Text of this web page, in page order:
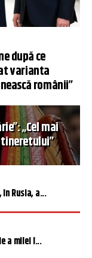
după ce
varianta
românii”
„Cel mai
Rusia, a...
a milei î...